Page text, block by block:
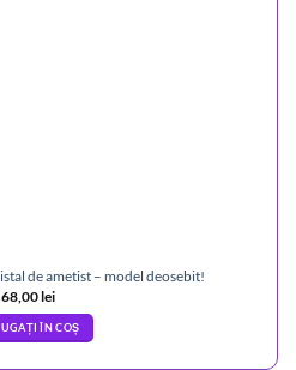
de ametist – model deosebit!
68,00lei
ÎN COȘ